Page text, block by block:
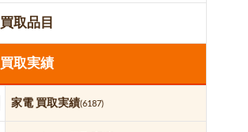
買取品目
買取実績
家電 買取実績(6187)